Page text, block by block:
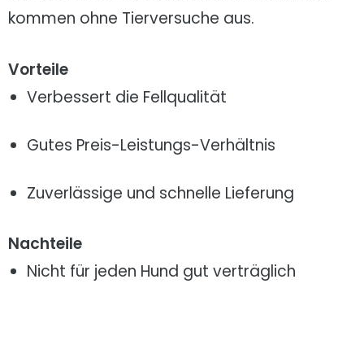
kommen ohne Tierversuche aus.
Vorteile
Verbessert die Fellqualität
Gutes Preis-Leistungs-Verhältnis
Zuverlässige und schnelle Lieferung
Nachteile
Nicht für jeden Hund gut verträglich